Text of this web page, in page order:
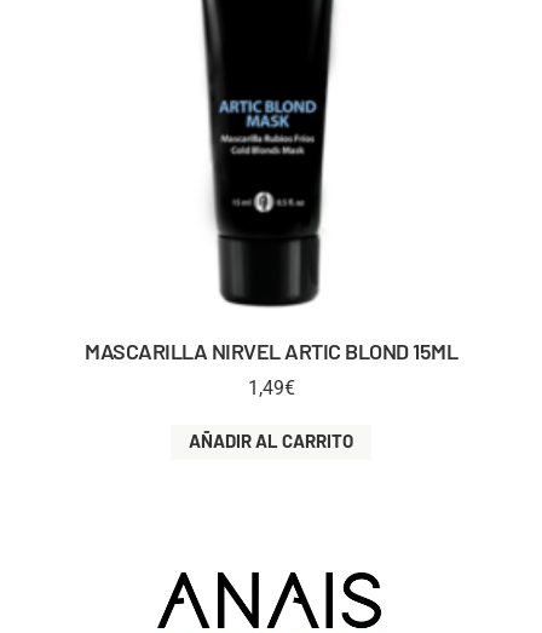
MASCARILLA NIRVEL ARTIC BLOND 15ML
1,49€
AÑADIR AL CARRITO